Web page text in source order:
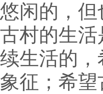
悠闲的，
古村的生
续生活的
象征；希